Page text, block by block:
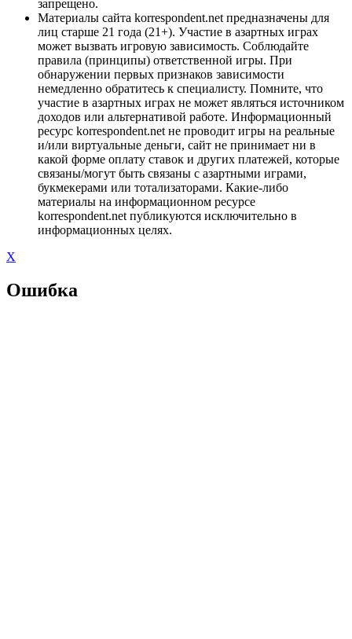
запрещено.
Материалы сайта korrespondent.net предназначены для
лиц старше 21 года (21+). Участие в азартных играх
может вызвать игровую зависимость. Соблюдайте
правила (принципы) ответственной игры. При
обнаружении первых признаков зависимости
немедленно обратитесь к специалисту. Помните, что
участие в азартных играх не может являться источником
доходов или альтернативой работе. Информационный
ресурс korrespondent.net не проводит игры на реальные
и/или виртуальные деньги, сайт не принимает ни в
какой форме оплату ставок и других платежей, которые
связаны/могут быть связаны с азартными играми,
букмекерами или тотализаторами. Какие-либо
материалы на информационном ресурсе
korrespondent.net публикуются исключительно в
информационных целях.
X
Ошибка